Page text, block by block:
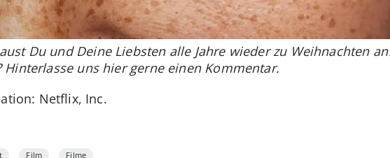
Du und Deine Liebsten alle Jahre wieder zu Weihnachten
Hinterlasse uns hier gerne einen Kommentar.
Netflix, Inc.
Film Filme